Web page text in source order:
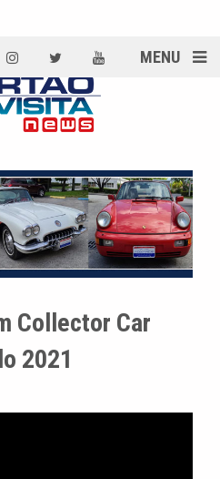
MENU
Collector Car
2021